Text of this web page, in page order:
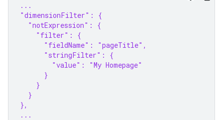
...
"dimensionFilter": {
  "notExpression": {
    "filter": {
      "fieldName": "pageTitle",
      "stringFilter": {
        "value": "My Homepage"
      }
    }
  }
},
...